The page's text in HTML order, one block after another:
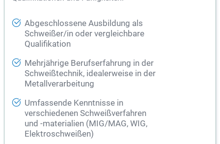
Abgeschlossene Ausbildung als
Schweißer/in oder vergleichbare
Qualifikation
Mehrjährige Berufserfahrung in der
Schweißtechnik, idealerweise in der
Metallverarbeitung
Umfassende Kenntnisse in
verschiedenen Schweißverfahren
und -materialien (MIG/MAG, WIG,
Elektroschweißen)